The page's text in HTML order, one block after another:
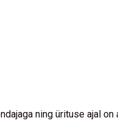
ning ürituse ajal